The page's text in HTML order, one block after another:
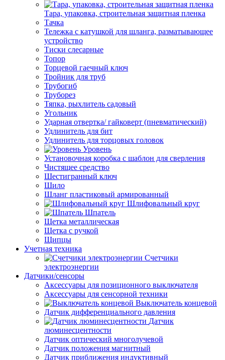
Тара, упаковка, строительная защитная пленка
Тачка
Тележка с катушкой для шланга, разматывающее
устройство
Тиски слесарные
Топор
Торцевой гаечный ключ
Тройник для труб
Трубогиб
Труборез
Тяпка, рыхлитель садовый
Угольник
Ударная отвертка/ гайковерт (пневматический)
Удлинитель для бит
Удлинитель для торцовых головок
Уровень
Установочная коробка с шаблон для сверления
Чистящее средство
Шестигранный ключ
Шило
Шланг пластиковый армированный
Шлифовальный круг
Шпатель
Щетка металлическая
Щетка с ручкой
Щипцы
Учетная техника
Счетчики
электроэнергии
Датчики/сенсоры
Аксессуары для позиционного выключателя
Аксессуары для сенсорной техники
Выключатель концевой
Датчик дифференциального давления
Датчик
люминесцентности
Датчик оптический многолучевой
Датчик положения магнитный
Датчик приближения индуктивный